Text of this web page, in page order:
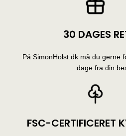
30 DAGES
På SimonHolst.dk må du gerne
dage fra din
FSC-CERTIFICERET